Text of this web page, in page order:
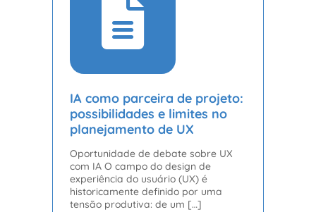
IA como parceira de projeto:
possibilidades e limites no
planejamento de UX
Oportunidade de debate sobre UX
com IA O campo do design de
experiência do usuário (UX) é
historicamente definido por uma
tensão produtiva: de um […]